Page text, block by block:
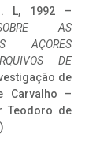
L, 1992 –
AS
AÇORES
DE
de
Carvalho –
Teodoro de